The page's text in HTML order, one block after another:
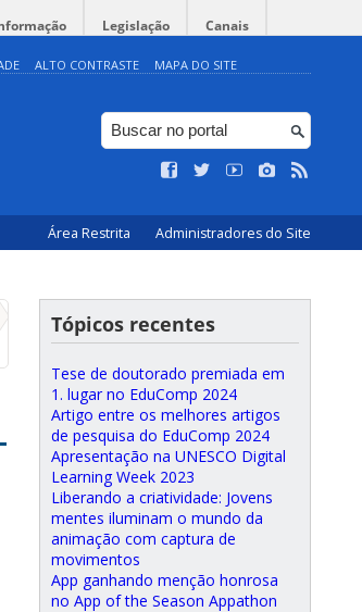
Legislação Canais
ALTO CONTRASTE MAPA DO SITE
Área Restrita Administradores do Site
Tópicos recentes
Tese de doutorado premiada em
1. lugar no EduComp 2024
Artigo entre os melhores artigos
de pesquisa do EduComp 2024
Apresentação na UNESCO Digital
Learning Week 2023
Liberando a criatividade: Jovens
mentes iluminam o mundo da
animação com captura de
movimentos
App ganhando menção honrosa
no App of the Season Appathon